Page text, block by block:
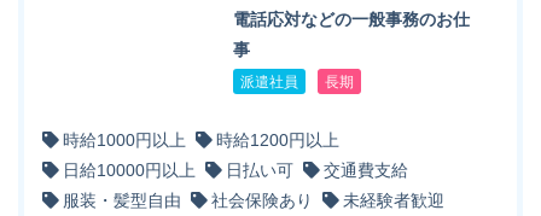
電話応対などの一般事務のお仕
事
派遣社員 長期
時給1000円以上
時給1200円以上
日給10000円以上
日払い可
交通費支給
服装・髪型自由
社会保険あり
未経験者歓迎